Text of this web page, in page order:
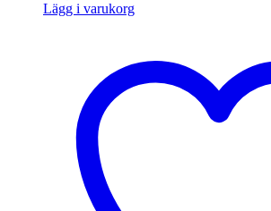
Lägg i varukorg